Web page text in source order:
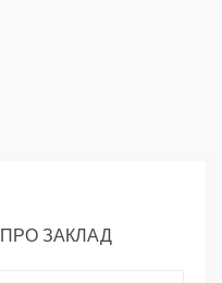
ЗАКЛАД